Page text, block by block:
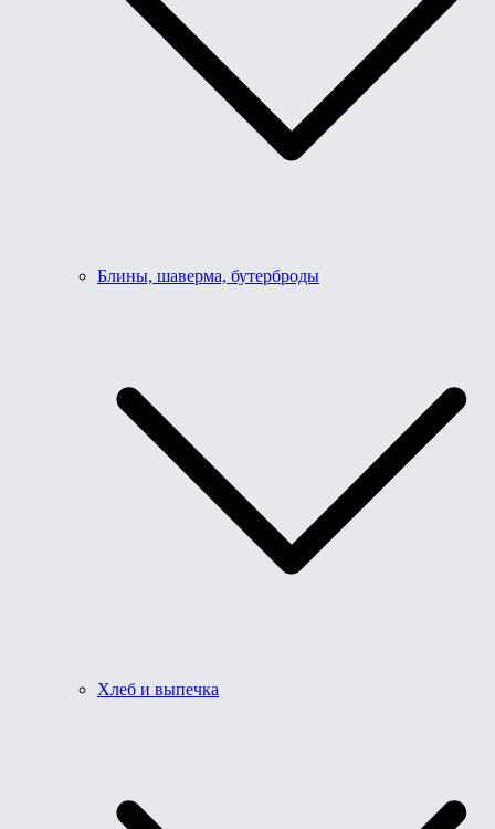
Блины, шаверма, бутерброды
Хлеб и выпечка